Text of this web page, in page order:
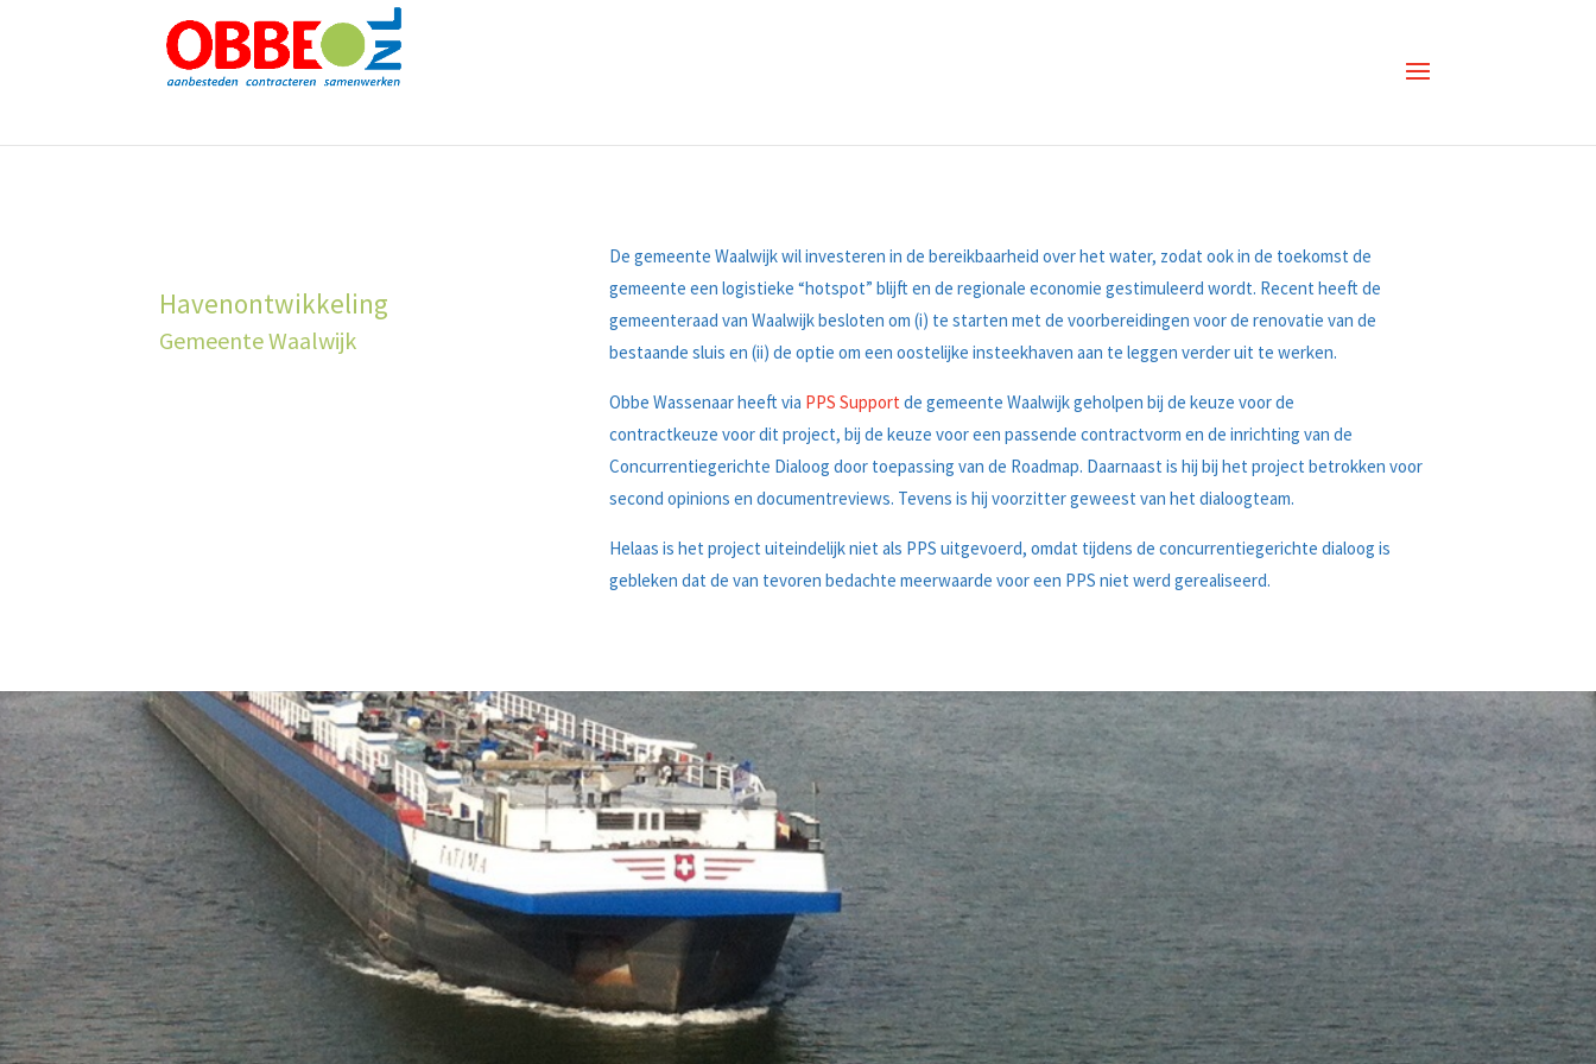
Havenontwikkeling
Gemeente Waalwijk
De gemeente Waalwijk wil investeren in de bereikbaarheid over het water, zodat ook in de toekomst de
gemeente een logistieke “hotspot” blijft en de regionale economie gestimuleerd wordt. Recent heeft de
gemeenteraad van Waalwijk besloten om (i) te starten met de voorbereidingen voor de renovatie van de
bestaande sluis en (ii) de optie om een oostelijke insteekhaven aan te leggen verder uit te werken.
Obbe Wassenaar heeft via PPS Support de gemeente Waalwijk geholpen bij de keuze voor de
contractkeuze voor dit project, bij de keuze voor een passende contractvorm en de inrichting van de
Concurrentiegerichte Dialoog door toepassing van de Roadmap. Daarnaast is hij bij het project betrokken voor
second opinions en documentreviews. Tevens is hij voorzitter geweest van het dialoogteam.
Helaas is het project uiteindelijk niet als PPS uitgevoerd, omdat tijdens de concurrentiegerichte dialoog is
gebleken dat de van tevoren bedachte meerwaarde voor een PPS niet werd gerealiseerd.